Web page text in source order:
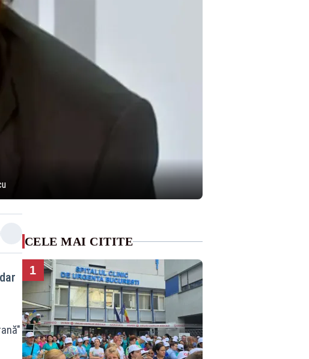
CELE MAI CITITE
1